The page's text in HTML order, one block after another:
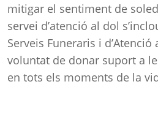
mitigar el sentiment de
servei d’atenció al dol
Serveis Funeraris i
voluntat de donar suport a
en tots els moments de la